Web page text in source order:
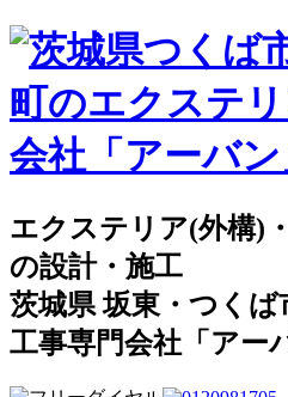
エクステリア(外構)
の設計・施工
茨城県 坂東・つく
工事専門会社「アー